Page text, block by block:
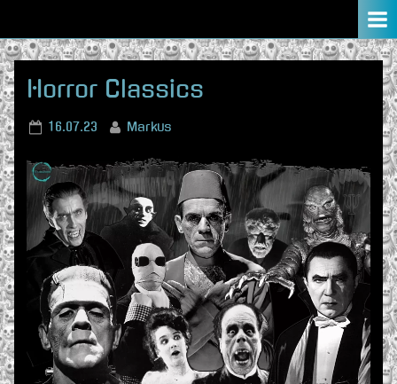
to
content
Horror Classics
Posted
16.07.23 By
Markus